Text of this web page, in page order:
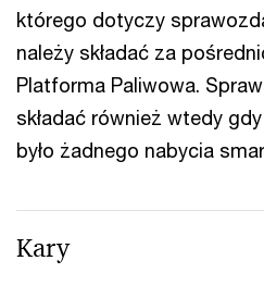
którego dotyczy
należy składać za
Platforma Paliwowa.
składać również wtedy
było żadnego nabycia
Kary